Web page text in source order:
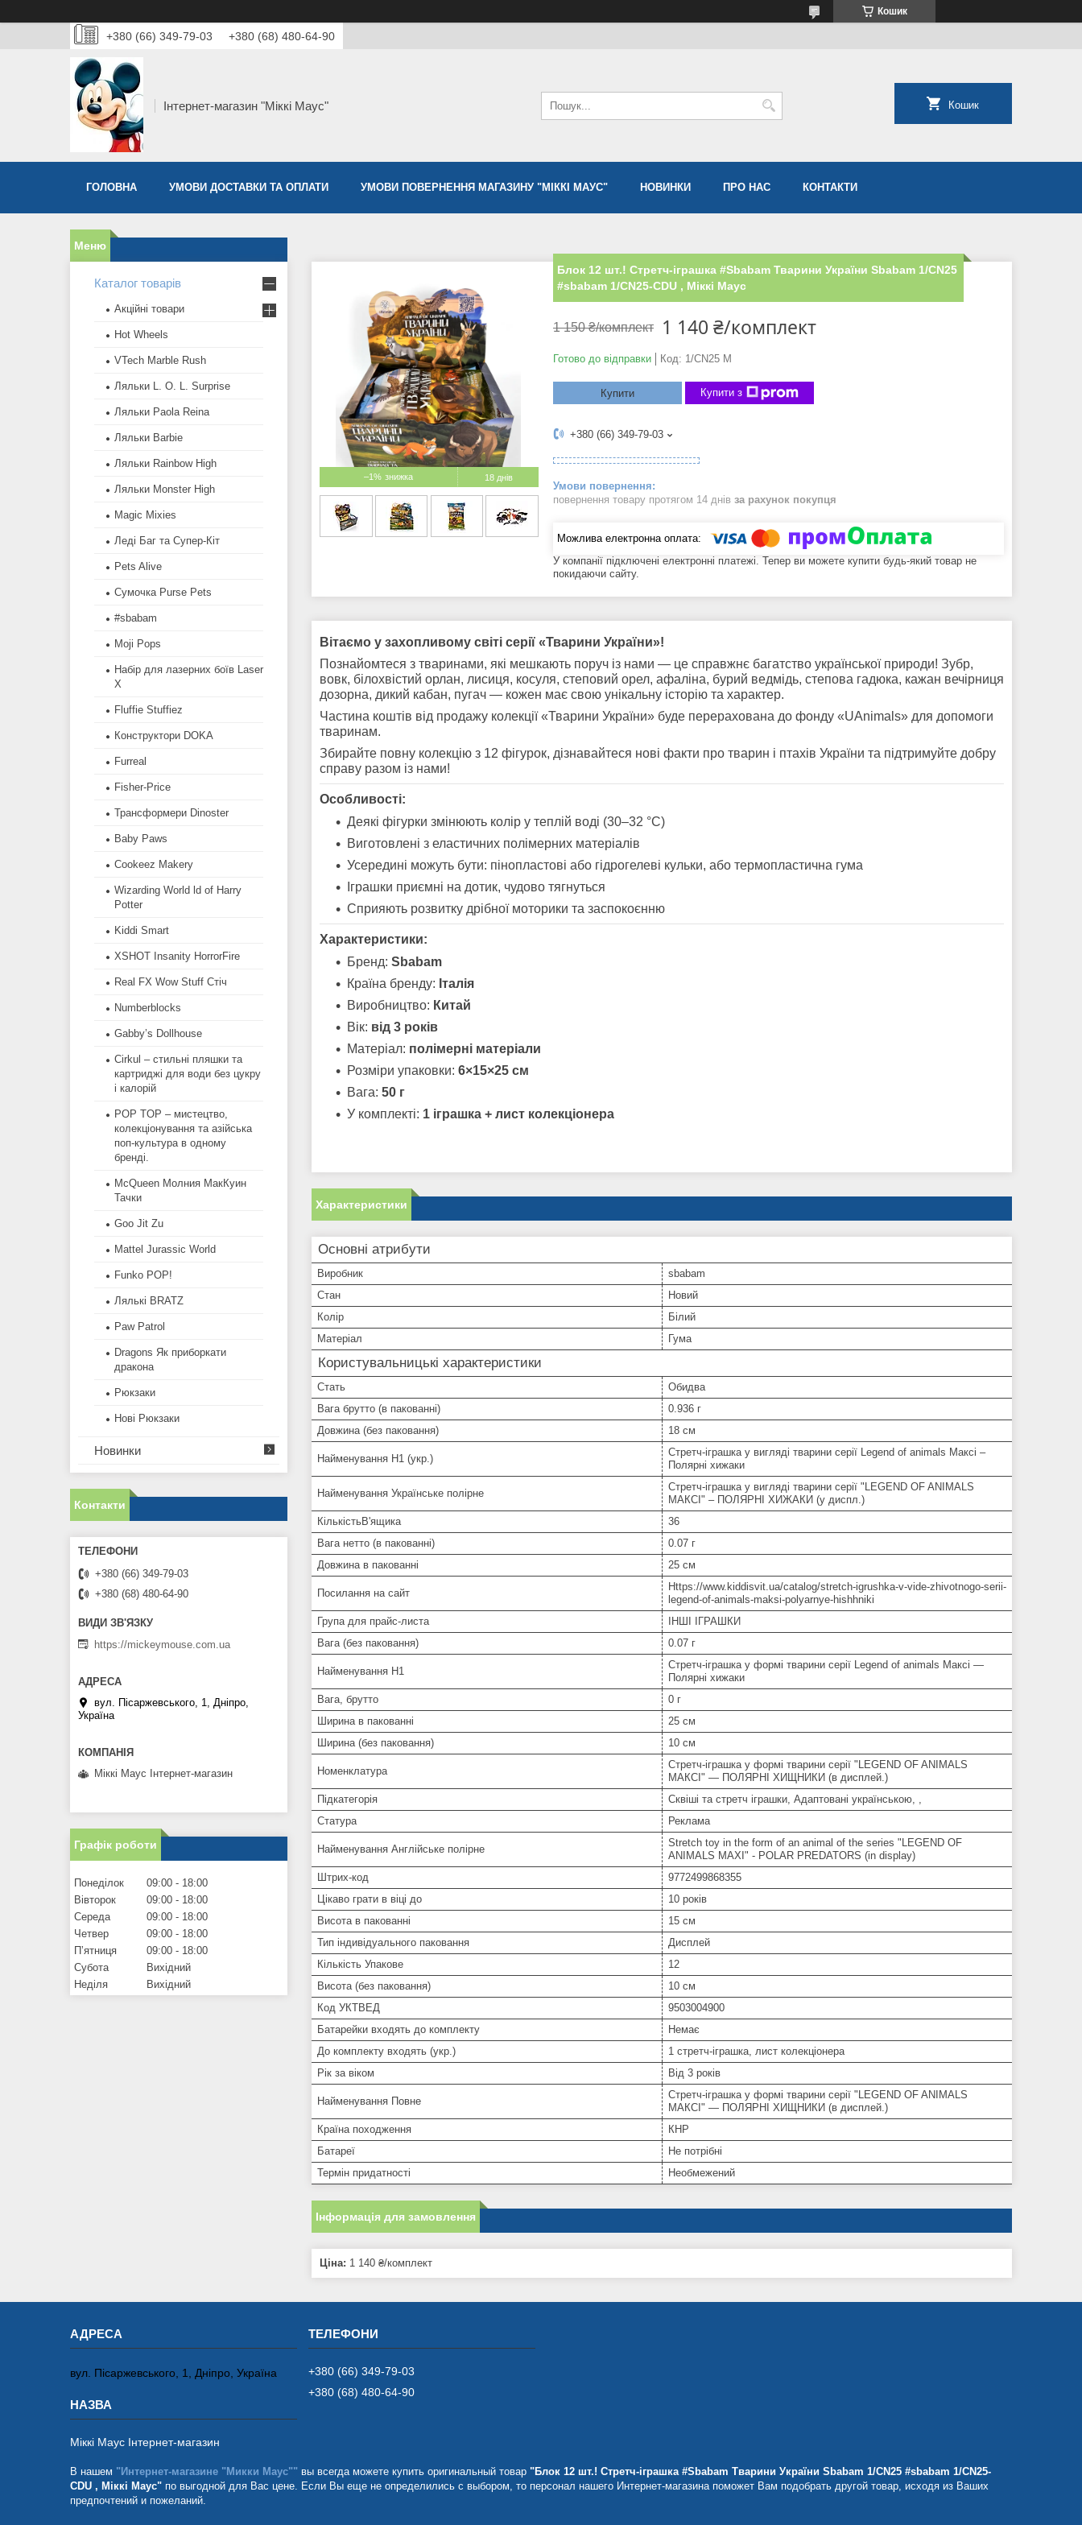
Кошик
+380 (66) 349-79-03 +380 (68) 480-64-90
Інтернет-магазин "Міккі Маус" Кошик
ГОЛОВНА УМОВИ ДОСТАВКИ ТА ОПЛАТИ УМОВИ ПОВЕРНЕННЯ МАГАЗИНУ "МІККІ МАУС" НОВИНКИ ПРО НАС КОНТАКТИ
–1% 18 днів
Блок 12 шт.! Стретч-іграшка #Sbabam Тварини України Sbabam 1/CN25
#sbabam 1/CN25-CDU , Міккі Маус
1 150 ₴/комплект 1 140 ₴/комплект
Готово до відправки Код: 1/CN25 М
Купити Купити з
+380 (66) 349-79-03
повернення товару протягом 14 днів за рахунок покупця
У компанії підключені електронні платежі. Тепер ви можете купити будь-який товар не
покидаючи сайту.
Вітаємо у захопливому світі серії «Тварини України»!
Познайомтеся з тваринами, які мешкають поруч із нами — це справжнє багатство української природи! Зубр,
вовк, білохвістий орлан, лисиця, косуля, степовий орел, афаліна, бурий ведмідь, степова гадюка, кажан вечірниця
дозорна, дикий кабан, пугач — кожен має свою унікальну історію та характер.
Частина коштів від продажу колекції «Тварини України» буде перерахована до фонду «UAnimals» для допомоги
тваринам.
Збирайте повну колекцію з 12 фігурок, дізнавайтеся нові факти про тварин і птахів України та підтримуйте добру
справу разом із нами!
Особливості:
Деякі фігурки змінюють колір у теплій воді (30–32 °C)
Виготовлені з еластичних полімерних матеріалів
Усередині можуть бути: пінопластові або гідрогелеві кульки, або термопластична гума
Іграшки приємні на дотик, чудово тягнуться
Сприяють розвитку дрібної моторики та заспокоєнню
Характеристики:
Бренд: Sbabam
Країна бренду: Італія
Виробництво: Китай
Вік: від 3 років
Матеріал: полімерні матеріали
Розміри упаковки: 6×15×25 см
Вага: 50 г
У комплекті: 1 іграшка + лист колекціонера
Характеристики
Основні атрибути
Виробник
sbabam
Стан
Новий
Колір
Білий
Матеріал
Гума
Користувальницькі характеристики
Стать
Обидва
Вага брутто (в пакованні)
0.936 г
Довжина (без паковання)
18 см
Найменування Н1 (укр.)
Стретч-іграшка у вигляді тварини серії Legend of animals Максі –
Полярні хижаки
Найменування Українське полірне
Стретч-іграшка у вигляді тварини серії "LEGEND OF ANIMALS
МАКСІ" – ПОЛЯРНІ ХИЖАКИ (у диспл.)
КількістьВ'ящика
36
Вага нетто (в пакованні)
0.07 г
Довжина в пакованні
25 см
Посилання на сайт
Https://www.kiddisvit.ua/catalog/stretch-igrushka-v-vide-zhivotnogo-serii-
legend-of-animals-maksi-polyarnye-hishhniki
Група для прайс-листа
ІНШІ ІГРАШКИ
Вага (без паковання)
0.07 г
Найменування Н1
Стретч-іграшка у формі тварини серії Legend of animals Максі —
Полярні хижаки
Вага, брутто
0 г
Ширина в пакованні
25 см
Ширина (без паковання)
10 см
Номенклатура
Стретч-іграшка у формі тварини серії "LEGEND OF ANIMALS
МАКСІ" — ПОЛЯРНІ ХИЩНИКИ (в дисплей.)
Підкатегорія
Сквіші та стретч іграшки, Адаптовані українською, ,
Статура
Реклама
Найменування Англійське полірне
Stretch toy in the form of an animal of the series "LEGEND OF
ANIMALS MAXI" - POLAR PREDATORS (in display)
Штрих-код
9772499868355
Цікаво грати в віці до
10 років
Висота в пакованні
15 см
Тип індивідуального паковання
Дисплей
Кількість Упакове
12
Висота (без паковання)
10 см
Код УКТВЕД
9503004900
Батарейки входять до комплекту
Немає
До комплекту входять (укр.)
1 стретч-іграшка, лист колекціонера
Рік за віком
Від 3 років
Найменування Повне
Стретч-іграшка у формі тварини серії "LEGEND OF ANIMALS
МАКСІ" — ПОЛЯРНІ ХИЩНИКИ (в дисплей.)
Країна походження
КНР
Батареї
Не потрібні
Термін придатності
Необмежений
Інформація для замовлення
Ціна: 1 140 ₴/комплект
Каталог товарів
Акційні товари
Hot Wheels
VTech Marble Rush
Ляльки L. O. L. Surprise
Ляльки Paola Reina
Ляльки Barbie
Ляльки Rainbow High
Ляльки Monster High
Magic Mixies
Леді Баг та Супер-Кіт
Pets Alive
Сумочка Purse Pets
#sbabam
Moji Pops
Набір для лазерних боїв Laser
X
Fluffie Stuffiez
Конструктори DOKA
Furreal
Fisher-Price
Трансформери Dinoster
Baby Paws
Cookeez Makery
Wizarding World ld of Harry
Potter
Kiddi Smart
XSHOT Insanity HorrorFire
Real FX Wow Stuff Стіч
Numberblocks
Gabby’s Dollhouse
Cirkul – стильні пляшки та
картриджі для води без цукру
і калорій
POP TOP – мистецтво,
колекціонування та азійська
поп-культура в одному
бренді.
McQueen Молния МакКуин
Тачки
Goo Jit Zu
Mattel Jurassic World
Funko POP!
​Лялькі BRATZ
Paw Patrol
Dragons Як приборкати
дракона
Рюкзаки
Нові Рюкзаки
Новинки
Контакти
+380 (66) 349-79-03
+380 (68) 480-64-90
https://mickeymouse.com.ua
вул. Пісаржевського, 1, Дніпро,
Україна
Міккі Маус Інтернет-магазин
Графік роботи
Понеділок 09:00
18:00
Вівторок
09:00
18:00
Середа
09:00
18:00
Четвер
09:00
18:00
Пʼятниця
09:00
18:00
Субота
Вихідний
Неділя
Вихідний
вул. Пісаржевського, 1, Дніпро, Україна
Міккі Маус Інтернет-магазин
+380 (66) 349-79-03
+380 (68) 480-64-90
В нашем "Интернет-магазине "Микки Маус"" вы всегда можете купить оригинальный товар "Блок 12 шт.! Стретч-іграшка #Sbabam Тварини України Sbabam 1/CN25 #sbabam 1/CN25-
CDU , Міккі Маус" по выгодной для Вас цене. Если Вы еще не определились с выбором, то персонал нашего Интернет-магазина поможет Вам подобрать другой товар, исходя из Ваших
предпочтений и пожеланий.